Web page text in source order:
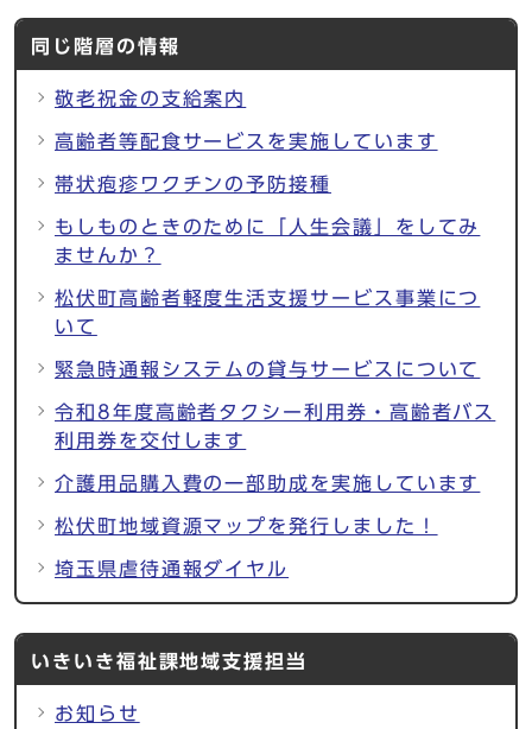
同じ階層の情報
敬老祝金の支給案内
高齢者等配食サービスを実施しています
帯状疱疹ワクチンの予防接種
もしものときのために「人生会議」をしてみ
ませんか？
松伏町高齢者軽度生活支援サービス事業につ
いて
緊急時通報システムの貸与サービスについて
令和8年度高齢者タクシー利用券・高齢者バス
利用券を交付します
介護用品購入費の一部助成を実施しています
松伏町地域資源マップを発行しました！
埼玉県虐待通報ダイヤル
いきいき福祉課地域支援担当
お知らせ